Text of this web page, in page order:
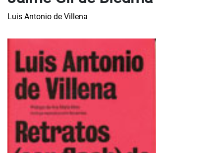
Luis Antonio de Villena